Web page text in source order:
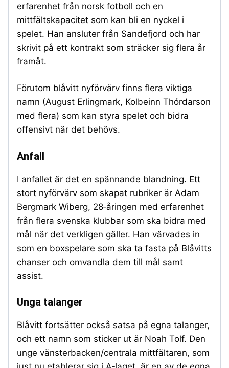
erfarenhet från norsk fotboll och en
mittfältskapacitet som kan bli en nyckel i
spelet. Han ansluter från Sandefjord och har
skrivit på ett kontrakt som sträcker sig flera år
framåt.
Förutom blåvitt nyförvärv finns flera viktiga
namn (August Erlingmark, Kolbeinn Thórdarson
med flera) som kan styra spelet och bidra
offensivt när det behövs.
Anfall
I anfallet är det en spännande blandning. Ett
stort nyförvärv som skapat rubriker är Adam
Bergmark Wiberg, 28‑åringen med erfarenhet
från flera svenska klubbar som ska bidra med
mål när det verkligen gäller. Han värvades in
som en boxspelare som ska ta fasta på Blåvitts
chanser och omvandla dem till mål samt
assist.
Unga talanger
Blåvitt fortsätter också satsa på egna talanger,
och ett namn som sticker ut är Noah Tolf. Den
unge vänsterbacken/centrala mittfältaren, som